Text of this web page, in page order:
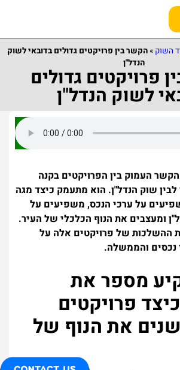
השוק »הקשר בין פרויקטים גדולים בדובאי לשוק
הנדל"ן
פרויקטים גדולים
לשוק הנדל"ן
העמוק בין הפרויקטים בקנה
לבין שוק הנדל"ן. הוא מתעמק כיצד מגה
על ערכי הנכס, משפיעים על
ומעצבים את הנוף הכלכלי של העיר.
ההשלכות של פרויקטים אלה על
והממשלה.
מספר את
פרויקטים
את הנוף של